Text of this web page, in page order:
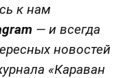
к нам
— и всегда
новостей
«Караван